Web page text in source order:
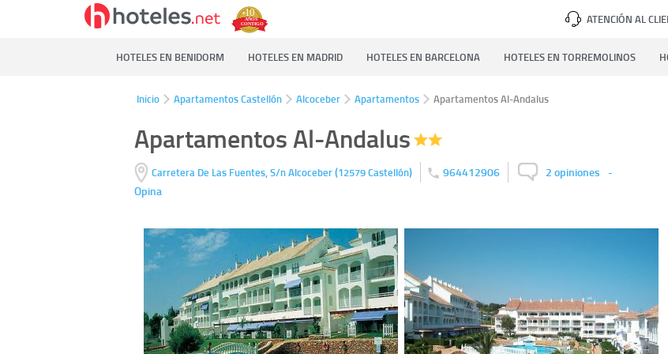
ATENCIÓN AL
HOTELES EN BENIDORM HOTELES EN MADRID HOTELES EN BARCELONA HOTELES EN TORREMOLINOS
Inicio Apartamentos Castellón Alcoceber Apartamentos Apartamentos Al-Andalus
Apartamentos Al-Andalus
Carretera De Las Fuentes, S/nAlcoceber(12579Castellón) 964412906 2 opiniones -
Opina